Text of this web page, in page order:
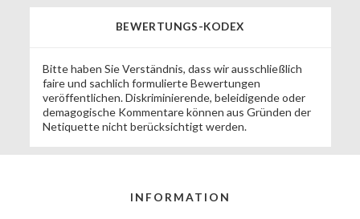
BEWERTUNGS-KODEX
Bitte haben Sie Verständnis, dass wir ausschließlich
faire und sachlich formulierte Bewertungen
veröffentlichen. Diskriminierende, beleidigende oder
demagogische Kommentare können aus Gründen der
Netiquette nicht berücksichtigt werden.
INFORMATION